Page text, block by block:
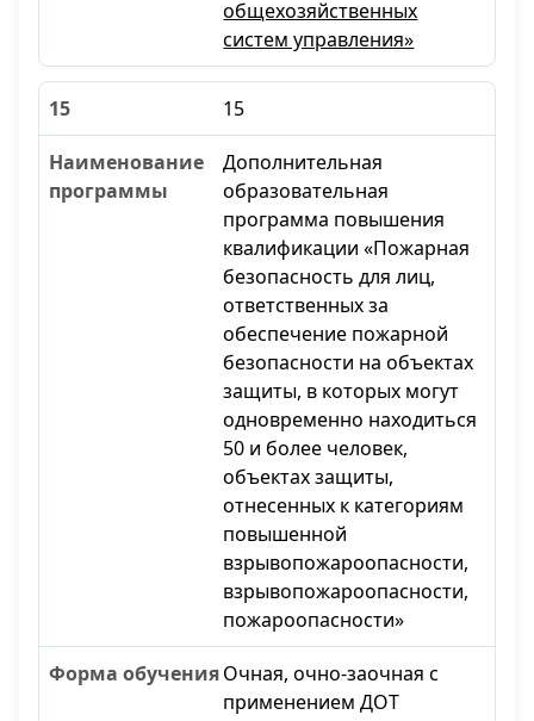
общехозяйственных
систем управления»
15
Дополнительная
образовательная
программа повышения
квалификации «Пожарная
безопасность для лиц,
ответственных за
обеспечение пожарной
безопасности на объектах
защиты, в которых могут
одновременно находиться
50 и более человек,
объектах защиты,
отнесенных к категориям
повышенной
взрывопожароопасности,
взрывопожароопасности,
пожароопасности»
Очная, очно-заочная с
применением ДОТ